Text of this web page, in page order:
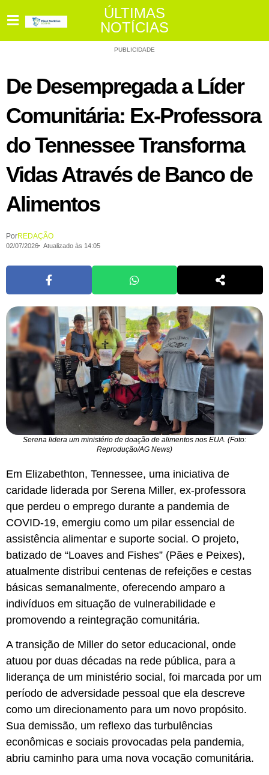
ÚLTIMAS
NOTÍCIAS
PUBLICIDADE
De Desempregada a Líder
Comunitária: Ex-Professora
do Tennessee Transforma
Vidas Através de Banco de
Alimentos
PorREDAÇÃO
02/07/2026 Atualizado às 14:05
Serena lidera um ministério de doação de alimentos nos EUA. (Foto:
Reprodução/AG News)
Em Elizabethton, Tennessee, uma iniciativa de
caridade liderada por Serena Miller, ex-professora
que perdeu o emprego durante a pandemia de
COVID-19, emergiu como um pilar essencial de
assistência alimentar e suporte social. O projeto,
batizado de “Loaves and Fishes” (Pães e Peixes),
atualmente distribui centenas de refeições e cestas
básicas semanalmente, oferecendo amparo a
indivíduos em situação de vulnerabilidade e
promovendo a reintegração comunitária.
A transição de Miller do setor educacional, onde
atuou por duas décadas na rede pública, para a
liderança de um ministério social, foi marcada por um
período de adversidade pessoal que ela descreve
como um direcionamento para um novo propósito.
Sua demissão, um reflexo das turbulências
econômicas e sociais provocadas pela pandemia,
abriu caminho para uma nova vocação comunitária.